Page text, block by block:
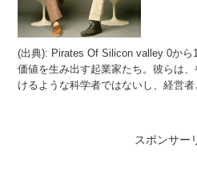
(出典): Pirates Of Silicon valley 0から
価値を生み出す起業家たち。彼らは
けるような科学者ではないし、経営者
スポンサー